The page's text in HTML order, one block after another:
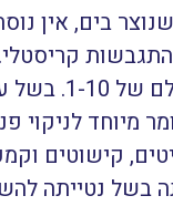
בים, אין
בין 2.5 ל-4.5
מיוחד לניקוי
קישוטים
בשל נטייתה